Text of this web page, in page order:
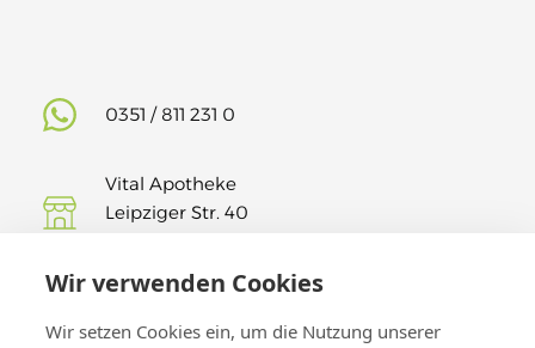
0351 / 811 231 0
Vital Apotheke
Leipziger Str. 40
Wir verwenden Cookies
Wir setzen Cookies ein, um die Nutzung unserer